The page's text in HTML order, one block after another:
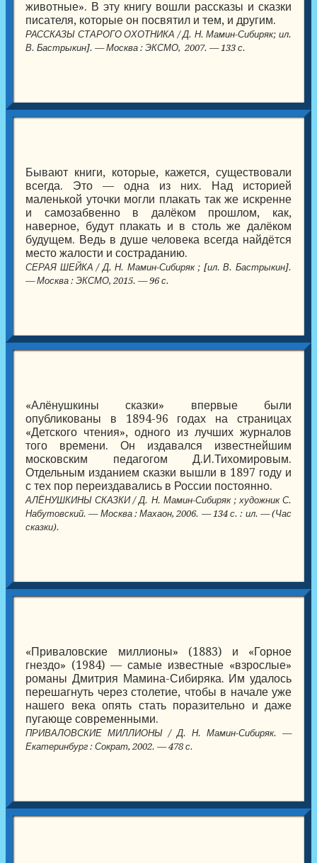
животные». В эту книгу вошли рассказы и сказки
писателя, которые он посвятил и тем, и другим.
РАССКАЗЫ СТАРОГО ОХОТНИКА / Д. Н. Мамин-Сибиряк; ил.
В. Бастрыкин]. — Москва : ЭКСМО, 2007. — 133 с.
Бывают книги, которые, кажется, существовали
всегда. Это — одна из них. Над историей
маленькой уточки могли плакать так же искренне
и самозабвенно в далёком прошлом, как,
наверное, будут плакать и в столь же далёком
будущем. Ведь в душе человека всегда найдётся
место жалости и состраданию.
СЕРАЯ ШЕЙКА / Д. Н. Мамин-Сибиряк ; [ил. В. Бастрыкин].
— Москва : ЭКСМО, 2015. — 96 с.
«Алёнушкины сказки» впервые были
опубликованы в 1894-96 годах на страницах
«Детского чтения», одного из лучших журналов
того времени. Он издавался известнейшим
московским педагогом Д.И.Тихомировым.
Отдельным изданием сказки вышли в 1897 году и
с тех пор переиздавались в России постоянно.
АЛЁНУШКИНЫ СКАЗКИ / Д. Н. Мамин-Сибиряк ; художник С.
Набутовский. — Москва : Махаон, 2006. — 134 с. : ил. — (Час
сказки).
«Приваловские миллионы» (1883) и «Горное
гнездо» (1984) — самые известные «взрослые»
романы Дмитрия Мамина-Сибиряка. Им удалось
перешагнуть через столетие, чтобы в начале уже
нашего века опять стать поразительно и даже
пугающе современными.
ПРИВАЛОВСКИЕ МИЛЛИОНЫ / Д. Н. Мамин-Сибиряк. —
Екатеринбург : Сократ, 2002. — 478 с.